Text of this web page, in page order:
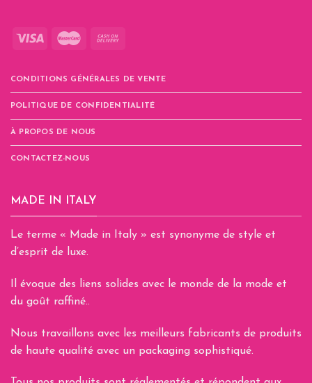
choisies
CONDITIONS GÉNÉRALES DE VENTE
POLITIQUE DE CONFIDENTIALITÉ
À PROPOS DE NOUS
CONTACTEZ-NOUS
MADE IN ITALY
Le terme « Made in Italy » est synonyme de style et
d’esprit de luxe.
Il évoque des liens solides avec le monde de la mode et
du goût raffiné..
Nous travaillons avec les meilleurs fabricants de produits
de haute qualité avec un packaging sophistiqué.